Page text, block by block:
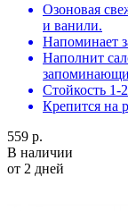
Озоновая
и ванили.
Напоминает
Наполнит
Стойкость 1-
Крепится на
559 р.
В наличии
от 2 дней